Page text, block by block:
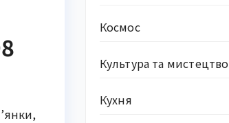
Космос
Культура та мистецтво
Кухня